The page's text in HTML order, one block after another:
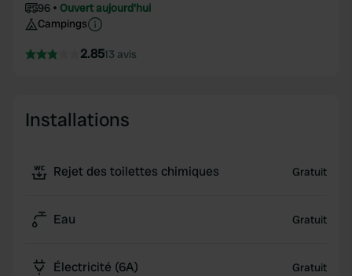
96
Ouvert aujourd'hui
Campings
2.8513 avis
Installations
Rejet des toilettes chimiques Gratuit
Eau Gratuit
Électricité (6A) Gratuit